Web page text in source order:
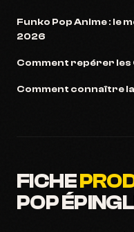
Funko Pop Anime : le
2026
Comment repérer les
Comment connaître
FICHE
POP